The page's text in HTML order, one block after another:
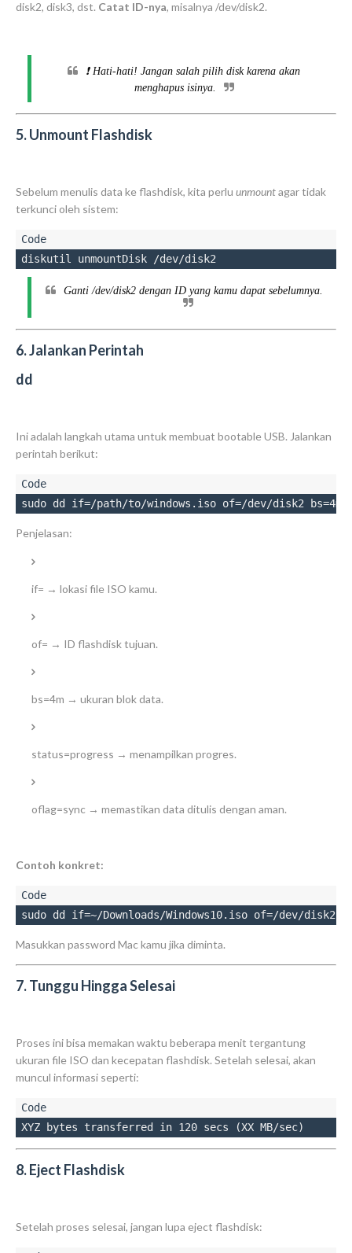
disk2, disk3, dst. Catat ID-nya, misalnya /dev/disk2.
❗ Hati-hati! Jangan salah pilih disk karena akan
menghapus isinya.
5. Unmount Flashdisk
Sebelum menulis data ke flashdisk, kita perlu unmountagar tidak
terkunci oleh sistem:
diskutil unmountDisk /dev/disk2
Ganti/dev/disk2dengan ID yang kamu dapat sebelumnya.
6. Jalankan Perintah
dd
Ini adalah langkah utama untuk membuat bootable USB. Jalankan
perintah berikut:
sudo dd if=/path/to/windows.iso of=/dev/disk2 bs=4m
Penjelasan:
if= → lokasi file ISO kamu.
of= → ID flashdisk tujuan.
bs=4m → ukuran blok data.
status=progress → menampilkan progres.
oflag=sync → memastikan data ditulis dengan aman.
Contoh konkret:
sudo dd if=~/Downloads/Windows10.iso of=/dev/disk2
Masukkan password Mac kamu jika diminta.
7. Tunggu Hingga Selesai
Proses ini bisa memakan waktu beberapa menit tergantung
ukuran file ISO dan kecepatan flashdisk. Setelah selesai, akan
muncul informasi seperti:
XYZ bytes transferred in 120 secs (XX MB/sec)
8. Eject Flashdisk
Setelah proses selesai, jangan lupa eject flashdisk: